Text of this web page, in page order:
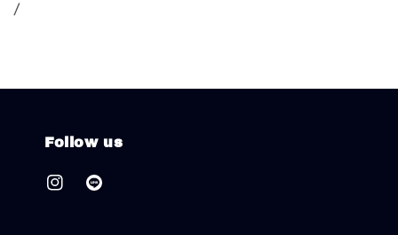
/
Follow us